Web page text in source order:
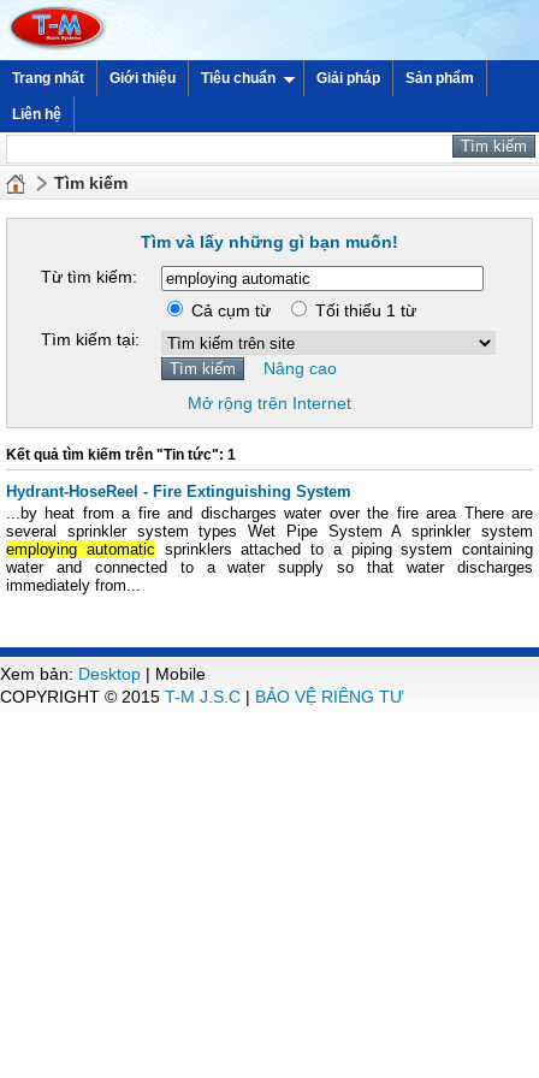
Trang nhất Giới thiệu Tiêu chuẩn Giải pháp Sản phẩm
Liên hệ
Tìm kiếm
Tìm và lấy những gì bạn muốn!
Từ tìm kiếm:
Cả cụm từ
Tối thiểu 1 từ
Tìm kiếm tại:
Nâng cao
Mở rộng trên Internet
Kết quả tìm kiếm trên "Tin tức": 1
Hydrant-HoseReel - Fire Extinguishing System
...by heat from a fire and discharges water over the fire area There are
several sprinkler system types Wet Pipe System A sprinkler system
employing automatic sprinklers attached to a piping system containing
water and connected to a water supply so that water discharges
immediately from...
Xem bản: Desktop | Mobile
COPYRIGHT © 2015 T-M J.S.C | BẢO VỆ RIÊNG TƯ